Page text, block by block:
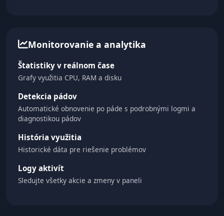
Monitorovanie a analytika
Štatistiky v reálnom čase
Grafy využitia CPU, RAM a disku
Detekcia pádov
Automatické obnovenie po páde s podrobnými logmi a
diagnostikou pádov
História využitia
Historické dáta pre riešenie problémov
Logy aktivít
Sledujte všetky akcie a zmeny v paneli